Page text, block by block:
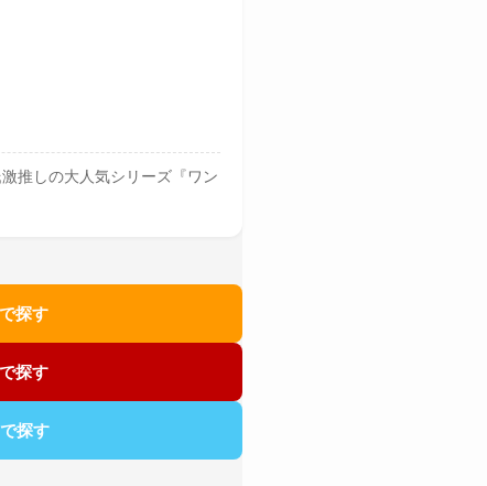
推しの大人気シリーズ『ワン
探す
探す
探す